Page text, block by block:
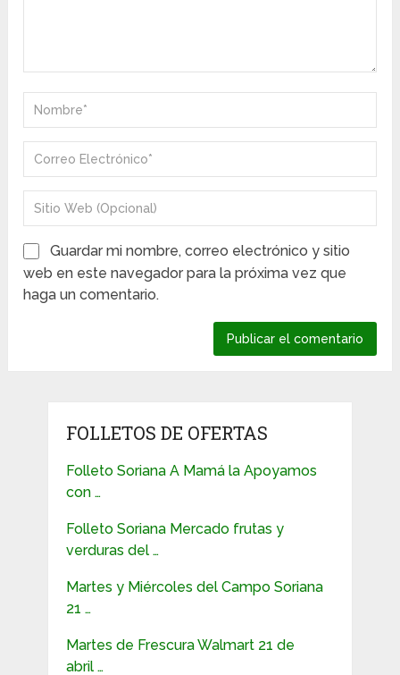
Guardar mi nombre, correo electrónico y sitio
web en este navegador para la próxima vez que
haga un comentario.
FOLLETOS DE OFERTAS
Folleto Soriana A Mamá la Apoyamos
con …
Folleto Soriana Mercado frutas y
verduras del …
Martes y Miércoles del Campo Soriana
21 …
Martes de Frescura Walmart 21 de
abril …